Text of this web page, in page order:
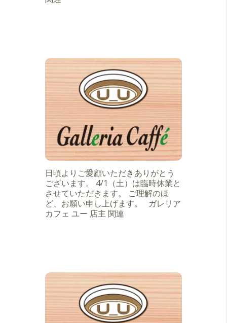
日頃よりご愛顧いただきありがとう
ございます。 4/1（土）は臨時休業と
させていただきます。 ご理解のほ
ど、お願い申し上げます。 ガレリア
カフェ ユー 店主 関連